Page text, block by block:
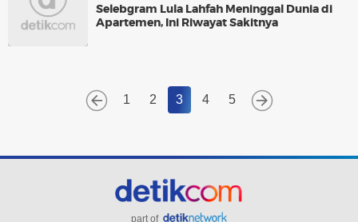
Selebgram Lula Lahfah Meninggal Dunia di
Apartemen, Ini Riwayat Sakitnya
1 2 3 4 5
part of